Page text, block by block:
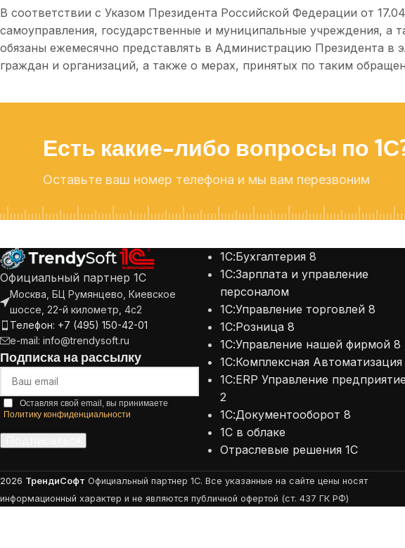
УПРАВЛЕНИЕ
1С: Розница
1С: Рабочее место
1С: Бухгалтерия
1С: Упрощенка
учереждения
В соответствии с Указом Президента Российской Федерации от
самоуправления, государственные и муниципальные учреждения,
обязаны ежемесячно представлять в Администрацию Президента
граждан и организаций, а также о мерах, принятых по таким
Есть какие-либо вопросы по
Оставьте ваш номер телефона и мы вам перезвоним
Официальный партнер 1С
Москва, БЦ Румянцево, Киевское
шоссе, 22-й километр, 4с2
Телефон: +7 (495) 150-42-01
e-mail: info@trendysoft.ru
Подписка на рассылку
Оставляя свой email, вы принимаете
Политику конфиденциальности
Alternative:
1С:Бухгалтерия 8
1С:Зарплата и управление
персоналом
1С:Управление торговлей 8
1С:Розница 8
1С:Управление нашей фирмой 8
1С:Комплексная Автоматизация
1С:ERP Управление
2
1С:Документооборот 8
1С в облаке
Отраслевые решения 1С
2026 ТрендиСофт Официальный партнер 1С. Все указанные на сайте цены носят
информационный характер и не являются публичной офертой (ст. 437 ГК РФ)